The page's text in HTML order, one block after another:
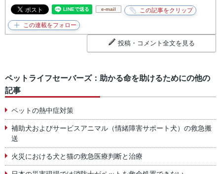
e-mail
投稿・コメント全文を見る
ペットライフセーバーズ：助かる命を助けるためにの他の
記事
ペットの熱中症対策
補助犬およびサービスアニマル（情緒障害サポート犬）の救急搬
送
火災における犬と猫の救急医療判断と治療